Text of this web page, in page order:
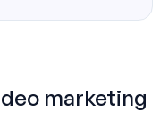
marketing